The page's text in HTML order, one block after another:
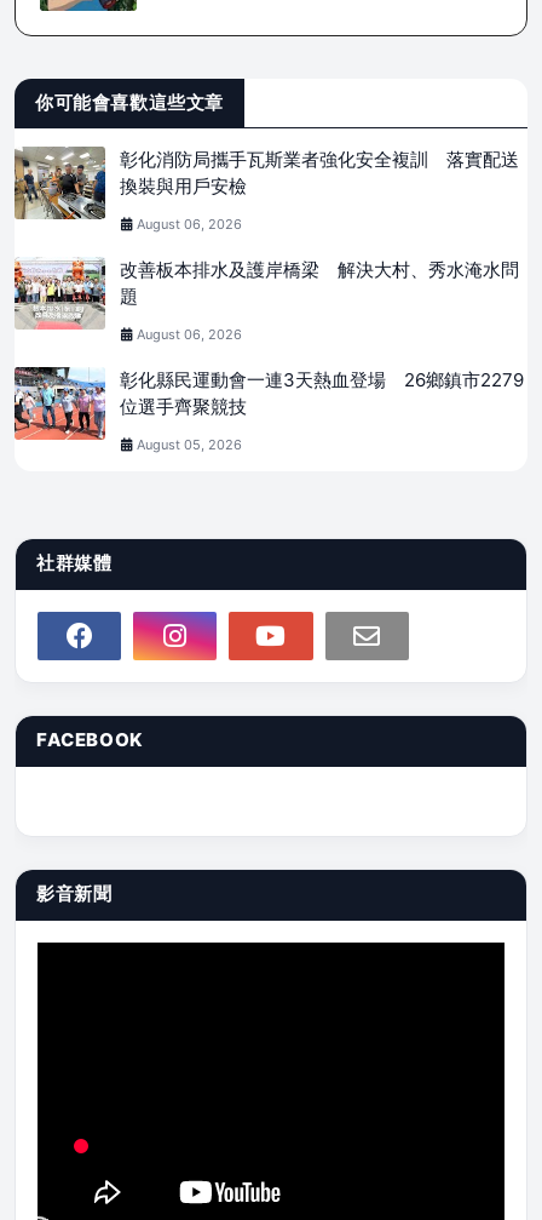
你可能會喜歡這些文章
彰化消防局攜手瓦斯業者強化安全複訓 落實配送
換裝與用戶安檢
August 06, 2026
改善板本排水及護岸橋梁 解決大村、秀水淹水問
題
August 06, 2026
彰化縣民運動會一連3天熱血登場 26鄉鎮市2279
位選手齊聚競技
August 05, 2026
社群媒體
FACEBOOK
影音新聞